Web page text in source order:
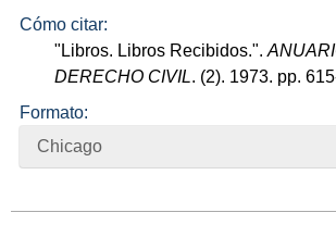
Cómo citar:
"Libros. Libros Recibidos.".
DERECHO CIVIL. (2). 1973. pp.
Formato:
Chicago